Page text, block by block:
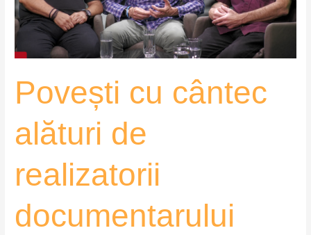
Povești cu cântec
alături de
realizatorii
documentarului
documentarului
muzical
The
Revolution